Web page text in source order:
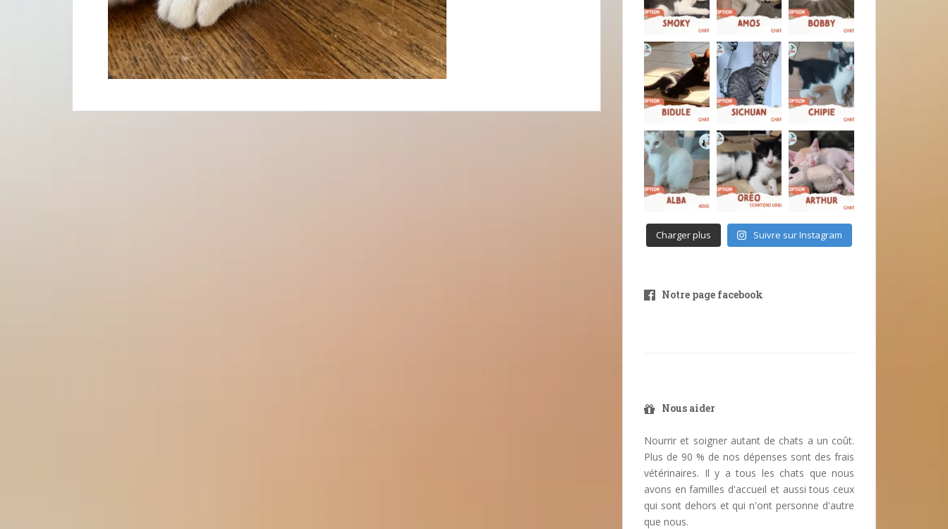
Charger plus Suivre sur Instagram
Notre page facebook
Nous aider
Nourrir et soigner autant de chats a un coût.
Plus de 90 % de nos dépenses sont des frais
vétérinaires. Il y a tous les chats que nous
avons en familles d'accueil et aussi tous ceux
qui sont dehors et qui n'ont personne d'autre
que nous.